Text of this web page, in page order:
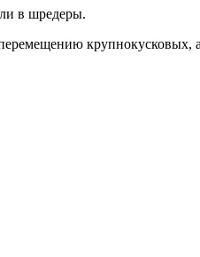
в шредеры.
крупнокусковых,